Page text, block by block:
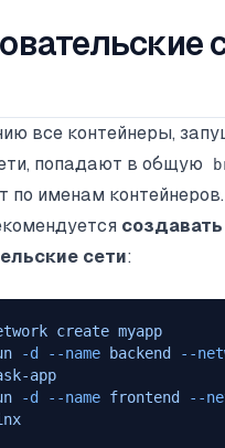
все контейнеры,
попадают в общую
по именам контейнеров.
создавать
сети:
create myapp
-d --name backend
--
app
-d --name frontend
--